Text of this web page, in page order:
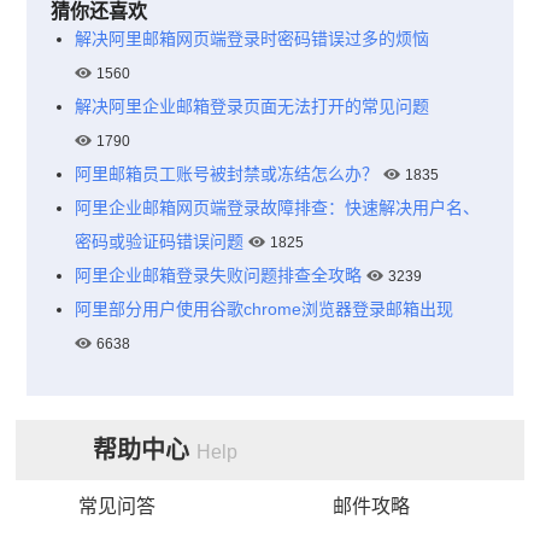
猜你还喜欢
解决阿里邮箱网页端登录时密码错误过多的烦恼
1560
解决阿里企业邮箱登录页面无法打开的常见问题
1790
阿里邮箱员工账号被封禁或冻结怎么办？ 1835
阿里企业邮箱网页端登录故障排查：快速解决用户名、
密码或验证码错误问题
1825
阿里企业邮箱登录失败问题排查全攻略 3239
阿里部分用户使用谷歌chrome浏览器登录邮箱出现
6638
帮助中心 Help
常见问答 邮件攻略